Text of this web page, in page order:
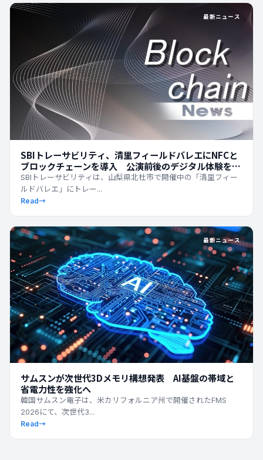
最新ニュース
SBIトレーサビリティ、清里フィールドバレエにNFCと
ブロックチェーンを導入 公演前後のデジタル体験を拡
張
SBIトレーサビリティは、山梨県北杜市で開催中の「清里フィー
ルドバレエ」にトレー...
Read→
最新ニュース
サムスンが次世代3Dメモリ構想発表 AI基盤の帯域と
省電力性を強化へ
韓国サムスン電子は、米カリフォルニア州で開催されたFMS
2026にて、次世代3...
Read→